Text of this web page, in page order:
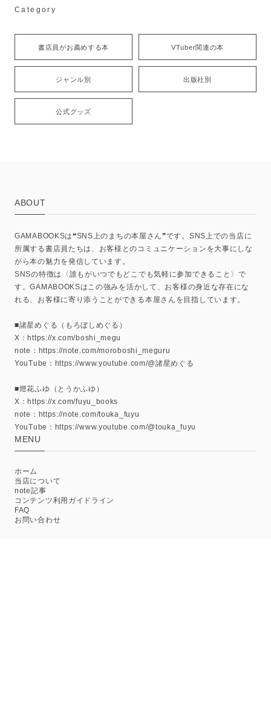
Category
書店員がお薦めする本 VTuber関連の本
ジャンル別 出版社別
公式グッズ
ABOUT
GAMABOOKSは❝SNS上のまちの本屋さん❞です。SNS上での当店に
所属する書店員たちは、お客様とのコミュニケーションを大事にしな
がら本の魅力を発信しています。
SNSの特徴は〈誰もがいつでもどこでも気軽に参加できること〉で
す。GAMABOOKSはこの強みを活かして、お客様の身近な存在にな
れる、お客様に寄り添うことができる本屋さんを目指しています。
■諸星めぐる（もろぼしめぐる）
X：https://x.com/boshi_megu
note：https://note.com/moroboshi_meguru
YouTube：https://www.youtube.com/@諸星めぐる
■燈花ふゆ（とうかふゆ）
X：https://x.com/fuyu_books
note：https://note.com/touka_fuyu
YouTube：https://www.youtube.com/@touka_fuyu
MENU
ホーム
当店について
note記事
コンテンツ利用ガイドライン
FAQ
お問い合わせ